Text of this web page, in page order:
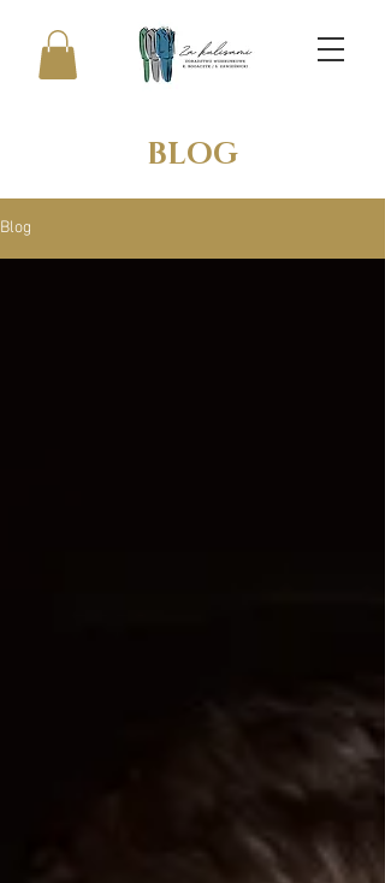
BLOG
Blog